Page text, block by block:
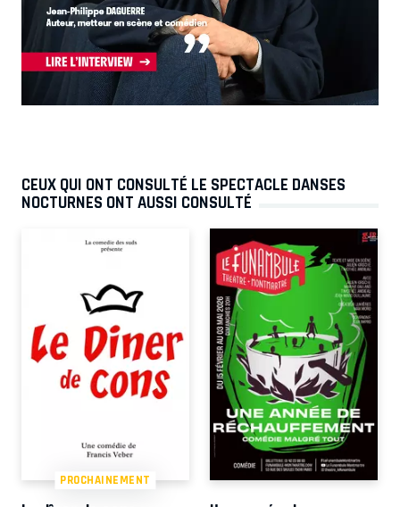
CEUX QUI ONT CONSULTÉ LE SPECTACLE DANSES
NOCTURNES ONT AUSSI CONSULTÉ
PROCHAINEMENT